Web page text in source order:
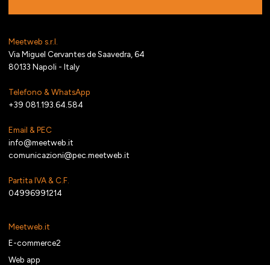
Meetweb s.r.l.
Via Miguel Cervantes de Saavedra, 64
80133 Napoli - Italy
Telefono & WhatsApp
+39 081.193.64.584
Email & PEC
info@meetweb.it
comunicazioni@pec.meetweb.it
Partita IVA & C.F.
04996991214
Meetweb.it
E-commerce2
Web app